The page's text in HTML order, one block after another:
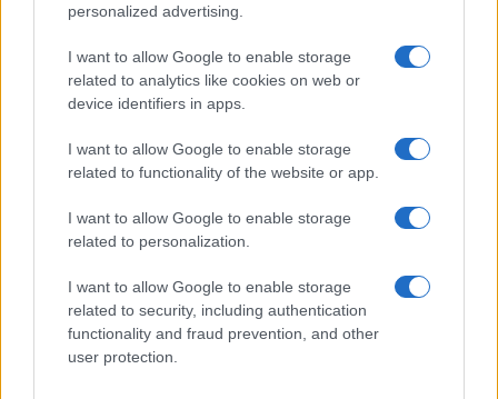
personalized advertising.
I want to allow Google to enable storage
related to analytics like cookies on web or
device identifiers in apps.
I want to allow Google to enable storage
related to functionality of the website or app.
I want to allow Google to enable storage
related to personalization.
I want to allow Google to enable storage
related to security, including authentication
functionality and fraud prevention, and other
user protection.
Invia un Comunicato Stampa Segnala